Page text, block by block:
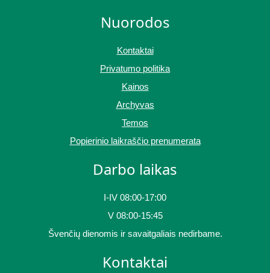
Nuorodos
Kontaktai
Privatumo politika
Kainos
Archyvas
Temos
Popierinio laikraščio prenumerata
Darbo laikas
I-IV 08:00-17:00
V 08:00-15:45
Švenčių dienomis ir savaitgaliais nedirbame.
Kontaktai